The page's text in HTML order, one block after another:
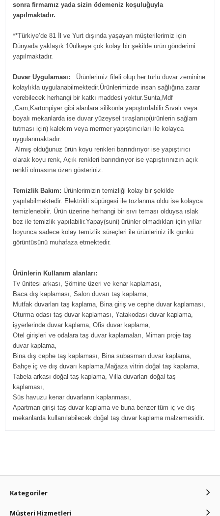
sonra firmamız yada sizin ödemeniz koşuluğuyla
yapılmaktadır.
**Türkiye’de 81 İl ve Yurt dışında yaşayan müşterilerimiz için
Dünyada yaklaşık 10ülkeye çok kolay bir şekilde ürün gönderimi
yapılmaktadır.
Duvar Uygulaması:
Ürünlerimiz fileli olup her türlü duvar zeminine
kolaylıkla uygulanabilmektedir.Ürünlerimizde insan sağlığına zarar
verebilecek herhangi bir katkı maddesi yoktur.Sunta,Mdf
,Cam,Kartonpiyer gibi alanlara silikonla yapıştırılabilir.Sıvalı veya
boyalı mekanlarda ise duvar yüzeysel tıraşlanıp(ürünlerin sağlam
tutması için) kalekim veya mermer yapıştırıcıları ile kolayca
uygulanmaktadır.
Almış olduğunuz ürün koyu renkleri barındırıyor ise yapıştırıcı
olarak koyu renk, Açık renkleri barındırıyor ise yapıştırınızın açık
renkli olmasına özen gösteriniz.
Temizlik Bakım: Ürünlerimizin temizliği kolay bir şekilde
yapılabilmektedir. Elektrikli süpürgesi ile tozlanma oldu ise kolayca
temizlenebilir. Ürün üzerine herhangi bir sıvı teması olduysa ıslak
bez ile temizlik yapılabilir.Yapay(suni) ürünler olmadıkları için yıllar
boyunca sadece kolay temizlik süreçleri ile ürünleriniz ilk günkü
görüntüsünü muhafaza etmektedir.
Ürünlerin Kullanım alanları:
Tv ünitesi arkası, Şömine üzeri ve kenar kaplaması,
Baca dış kaplaması, Salon duvarı taş kaplama,
Mutfak duvarları taş kaplama, Bina giriş ve cephe duvar kaplaması,
Oturma odası taş duvar kaplaması, Yatakodası duvar kaplama,
işyerlerinde duvar kaplama, Ofis duvar kaplama,
Otel girişleri ve odalara taş duvar kaplamaları, Mimarı proje taş
duvar kaplama,
Bina dış cephe taş kaplaması, Bina subasman duvar kaplama,
Bahçe iç ve dış duvarı kaplama,Mağaza vitrin doğal taş kaplama,
Tabela arkası doğal taş kaplama, Villa duvarları doğal taş
kaplaması,
Süs havuzu kenar duvarların kaplanması,
Apartman girişi taş duvar kaplama ve buna benzer tüm iç ve dış
mekanlarda kullanılabilecek doğal taş duvar kaplama malzemesidir.
Kategoriler
Müşteri Hizmetleri